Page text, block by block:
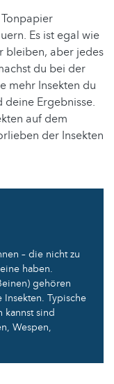
Es ist egal wie
bleiben, aber jedes
du bei der
mehr Insekten du
deine Ergebnisse.
auf dem
der Insekten
– die nicht zu
haben.
gehören
Typische
kannst sind
Wespen,